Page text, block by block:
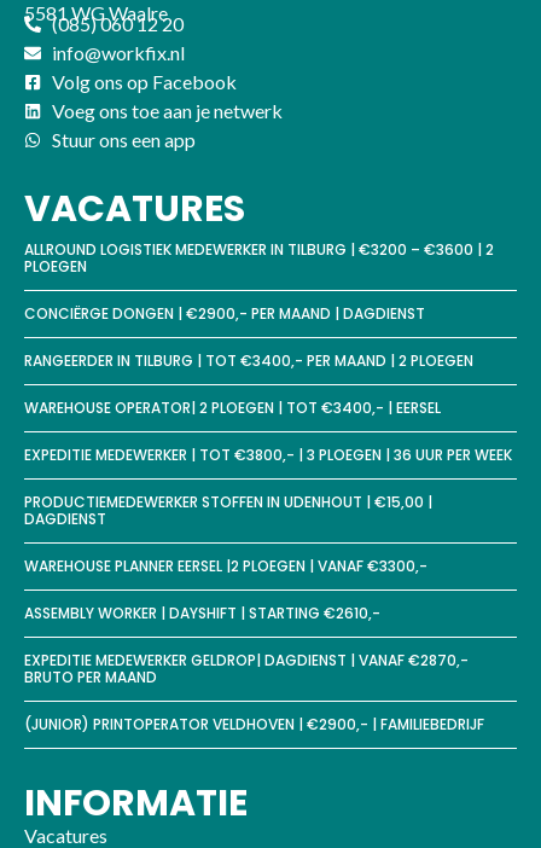
5581 WG Waalre
(085) 060 12 20
info@workfix.nl
Volg ons op Facebook
Voeg ons toe aan je netwerk
Stuur ons een app
VACATURES
ALLROUND LOGISTIEK MEDEWERKER IN TILBURG | €3200 – €3600 | 2
PLOEGEN
CONCIËRGE DONGEN | €2900,- PER MAAND | DAGDIENST
RANGEERDER IN TILBURG | TOT €3400,- PER MAAND | 2 PLOEGEN
WAREHOUSE OPERATOR| 2 PLOEGEN | TOT €3400,- | EERSEL
EXPEDITIE MEDEWERKER | TOT €3800,- | 3 PLOEGEN | 36 UUR PER WEEK
PRODUCTIEMEDEWERKER STOFFEN IN UDENHOUT | €15,00 |
DAGDIENST
WAREHOUSE PLANNER EERSEL |2 PLOEGEN | VANAF €3300,-
ASSEMBLY WORKER | DAYSHIFT | STARTING €2610,-
EXPEDITIE MEDEWERKER GELDROP| DAGDIENST | VANAF €2870,-
BRUTO PER MAAND
(JUNIOR) PRINTOPERATOR VELDHOVEN | €2900,- | FAMILIEBEDRIJF
INFORMATIE
Vacatures